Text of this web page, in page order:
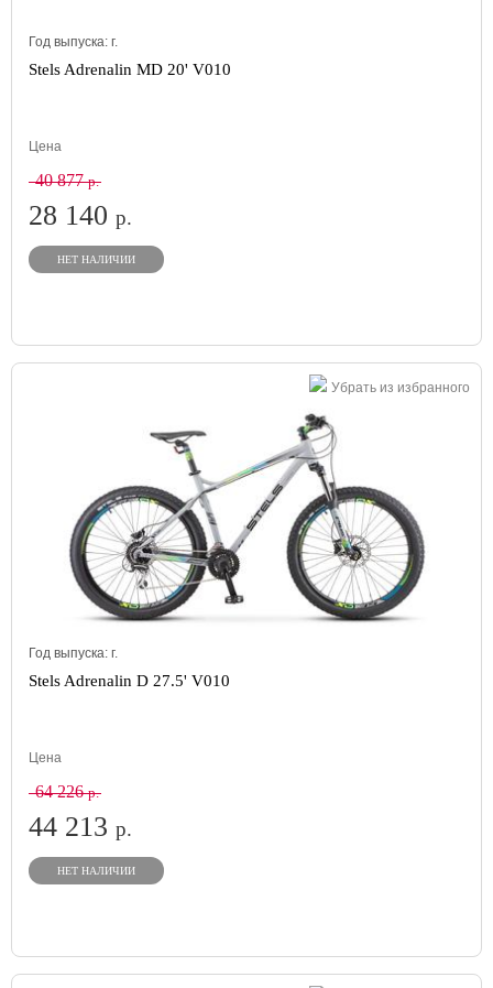
Год выпуска: г.
Stels Adrenalin MD 20' V010
Цена
40 877р.
28 140 р.
НЕТ НАЛИЧИИ
Убрать из избранного
Год выпуска: г.
Stels Adrenalin D 27.5' V010
Цена
64 226р.
44 213 р.
НЕТ НАЛИЧИИ